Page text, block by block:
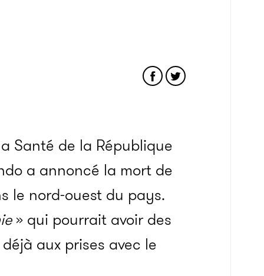
Santé de la République
a annoncé la mort de
le nord-ouest du pays.
» qui pourrait avoir des
aux prises avec le